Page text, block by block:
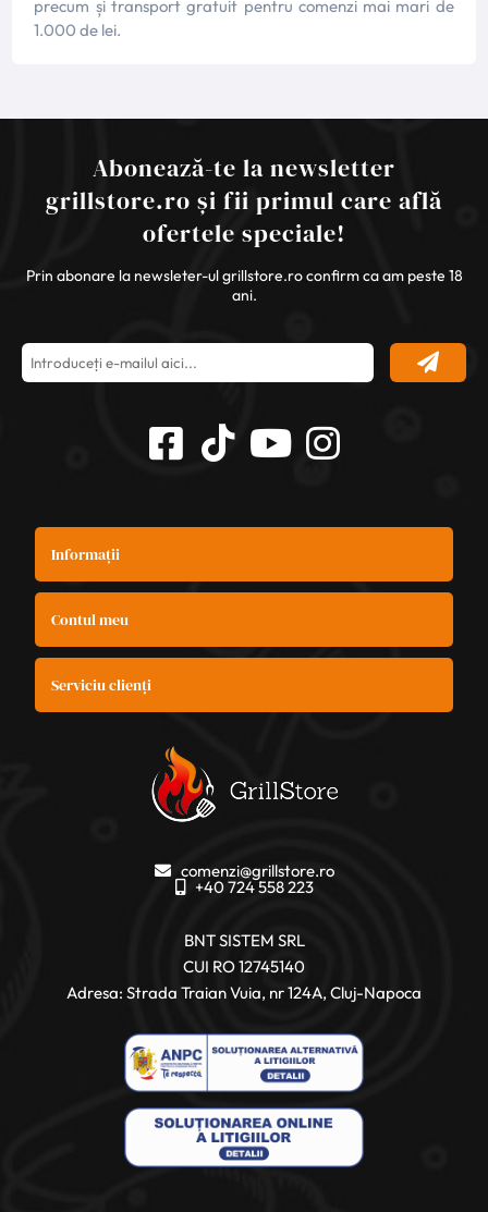
precum și transport gratuit pentru comenzi mai mari de
1.000 de lei.
Abonează-te la newsletter
grillstore.ro și fii primul care află
ofertele speciale!
Prin abonare la newsleter-ul grillstore.ro confirm ca am peste 18
ani.
Informații
Contul meu
Serviciu clienți
comenzi@grillstore.ro
+40 724 558 223
BNT SISTEM SRL
CUI RO 12745140
Adresa: Strada Traian Vuia, nr 124A, Cluj-Napoca